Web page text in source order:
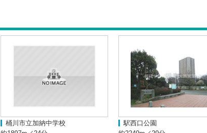
桶川市立加納中学校
駅西口公園